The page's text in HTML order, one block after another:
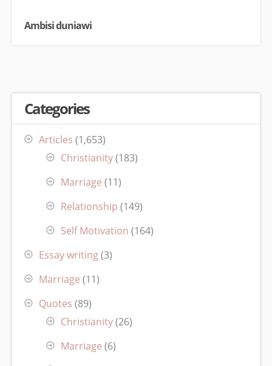
Ambisi duniawi
Categories
Articles (1,653)
Christianity(183)
Marriage (11)
Relationship (149)
Self Motivation (164)
Essay writing(3)
Marriage (11)
Quotes (89)
Christianity(26)
Marriage (6)